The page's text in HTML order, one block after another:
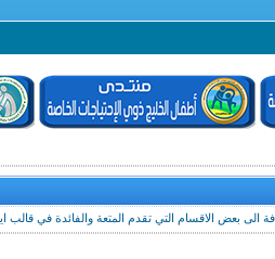
الى بعض الاقسام التي تقدم المتعة والفائدة في قالب